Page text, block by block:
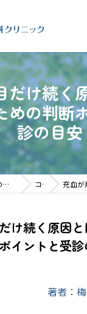
だけ続く
めの判断
診の目安
神奈川県横浜市の眼科なら梅の木眼科クリニック コラム 充血が片目だけ
け続く原因
イントと受
著者：